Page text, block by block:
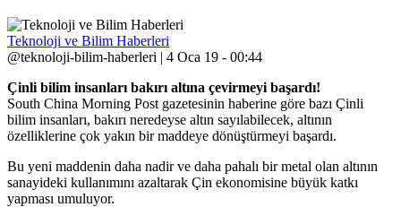
Teknoloji ve Bilim Haberleri
@teknoloji-bilim-haberleri | 4 Oca 19 - 00:44
Çinli bilim insanları bakırı altına çevirmeyi başardı!
South China Morning Post gazetesinin haberine göre bazı Çinli
bilim insanları, bakırı neredeyse altın sayılabilecek, altının
özelliklerine çok yakın bir maddeye dönüştürmeyi başardı.
Bu yeni maddenin daha nadir ve daha pahalı bir metal olan altının
sanayideki kullanımını azaltarak Çin ekonomisine büyük katkı
yapması umuluyor.